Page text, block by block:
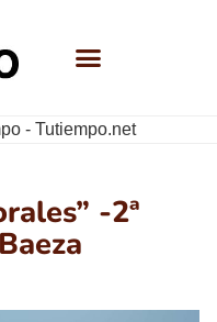
- Tutiempo.net
-2ª